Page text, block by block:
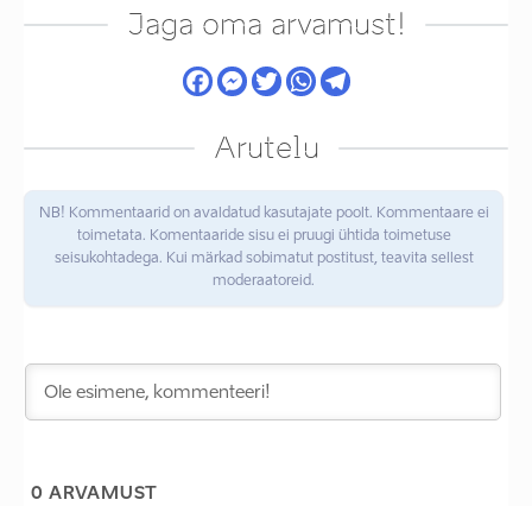
Jaga oma arvamust!
Arutelu
NB! Kommentaarid on avaldatud kasutajate poolt. Kommentaare ei
toimetata. Komentaaride sisu ei pruugi ühtida toimetuse
seisukohtadega. Kui märkad sobimatut postitust, teavita sellest
moderaatoreid.
0 ARVAMUST